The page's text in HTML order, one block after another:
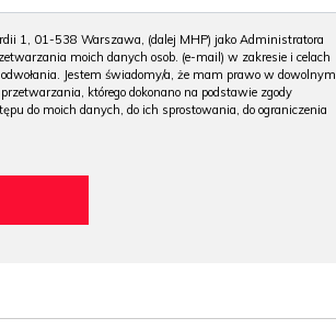
1, 01-538 Warszawa, (dalej MHP) jako Administratora
moich danych osob. (e-mail) w zakresie i celach
Jestem świadomy/a, że mam prawo w dowolnym
którego dokonano na podstawie zgody
do moich danych, do ich sprostowania, do ograniczenia